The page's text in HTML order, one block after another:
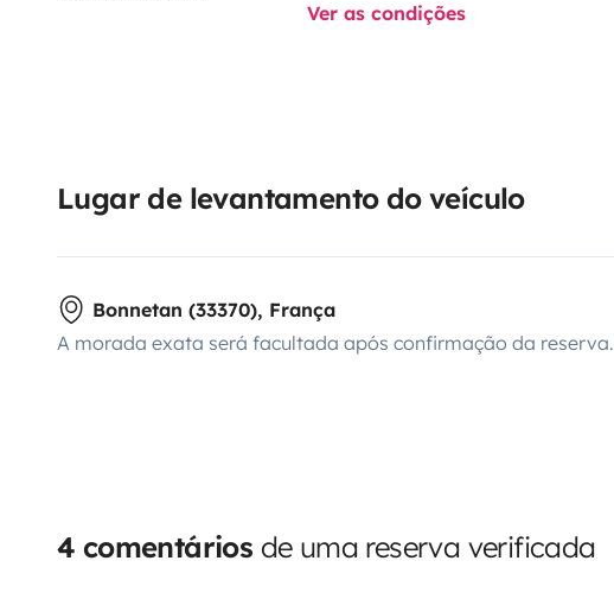
Ver as condições
Lugar de levantamento do veículo
Bonnetan (33370), França
A morada exata será facultada após confirmação da reserva.
4 comentários de uma reserva verificada